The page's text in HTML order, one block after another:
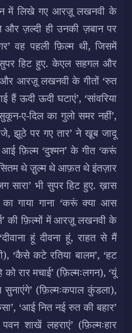
में लिखे गए आरज़ू लखनवी के
और ज़ल्दी ही उनकी ज़बान पर
वह पहली फ़िल्म थी, जिसमें
हिट हुए. केएल सहगल और
आरज़ू लखनवी के गीतों ‘रुत
हैं ऊदी ऊदी घटाएं’, ‘सांवरिया
ए-दिल का गुलो समर नहीं’,
झूठे पर गए तार’ ने खू़ब जादू
फ़िल्म ‘दुश्मन’ के गीत ‘करूं
थे ज़ु़ल्म थे आफ़त थे इंतज़ार
सारा’ भी सुपर हिट हुए. ख़ास
गाया गाना ‘करूं क्या आस
की फ़िल्मों में आरज़ू लखनवी के
हूं दीवना हूं, राहत से मैं
‘कैसे कटे रतिया बालम’, ‘हट
को रार मचाई’ (फ़िल्मःलगन), ‘यूं
(फ़िल्मःकपाल कुंडला),
‘आई नित नई रुत की बहार’
शाखें लहराएं’ (फ़िल्मःहार